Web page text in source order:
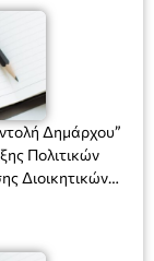
Ιεράπετρα)
Δημάρχου”
Πολιτικών
Διοικητικών